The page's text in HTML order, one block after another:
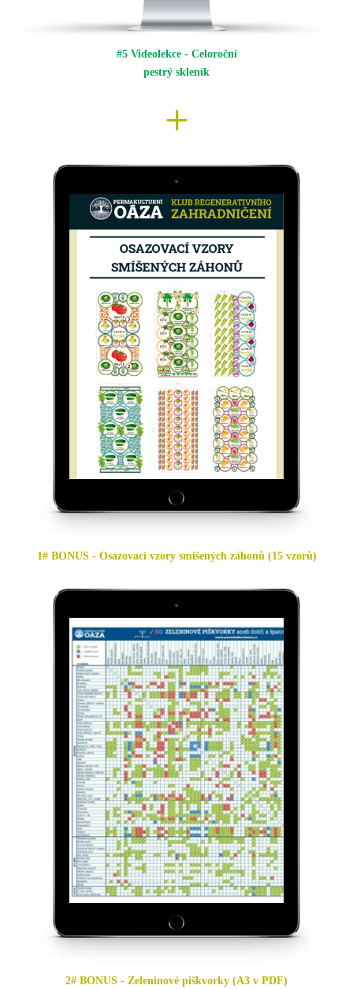
#5 Videolekce - Celoroční
pestrý skleník
1# BONUS - Osazovací vzory smíšených záhonů (15 vzorů)
2# BONUS - Zeleninové piškvorky (A3 v PDF)